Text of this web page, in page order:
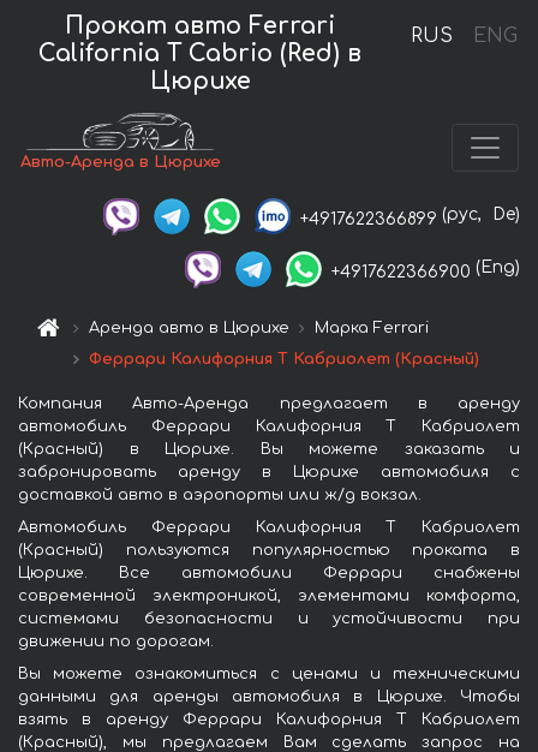
RUS ENG
Прокат авто Ferrari
California T Cabrio (Red) в
Цюрихе
Авто-Аренда в Цюрихе
+4917622366899 (рус, De)
+4917622366900 (Eng)
Аренда авто в Цюрихе
Марка Ferrari
Феррари Калифорния Т Кабриолет (Красный)
Компания Авто-Аренда предлагает в аренду
автомобиль Феррари Калифорния Т Кабриолет
(Красный) в Цюрихе. Вы можете заказать и
забронировать аренду в Цюрихе автомобиля с
доставкой авто в аэропорты или ж/д вокзал.
Автомобиль Феррари Калифорния Т Кабриолет
(Красный) пользуются популярностью проката в
Цюрихе. Все автомобили Феррари снабжены
современной электроникой, элементами комфорта,
системами безопасности и устойчивости при
движении по дорогам.
Вы можете ознакомиться с ценами и техническими
данными для аренды автомобиля в Цюрихе. Чтобы
взять в аренду Феррари Калифорния Т Кабриолет
(Красный), мы предлагаем Вам сделать запрос на